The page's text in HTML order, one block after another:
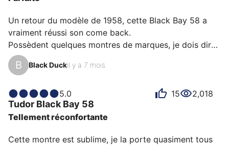
Un retour du modèle de 1958, cette Black Bay 58 a
vraiment réussi son come back.
Possèdent quelques montres de marques, je dois dire
que cette BB 58 coche toutes les cases.
Sa lunette en aluminium - son boîtier en 39mn - sa
d'or, comme ses aiguilles - son bracelet très
confortable - son aspect à la fois vitange et moderne.
Je rajouterai que le fermoir est d'une qualité que je ne
sensation du remontage extrême…
B Black Duckil y a 7 mois
5.0 15 2,018
Tudor Black Bay 58
Tellement réconfortante
Cette montre est sublime, je la porte quasiment tous